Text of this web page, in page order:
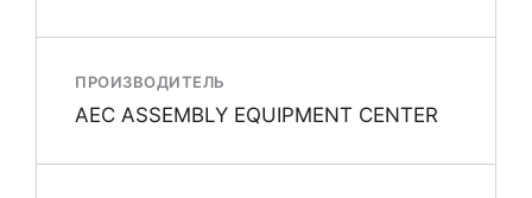
ПРОИЗВОДИТЕЛЬ
AEC ASSEMBLY EQUIPMENT CENTER